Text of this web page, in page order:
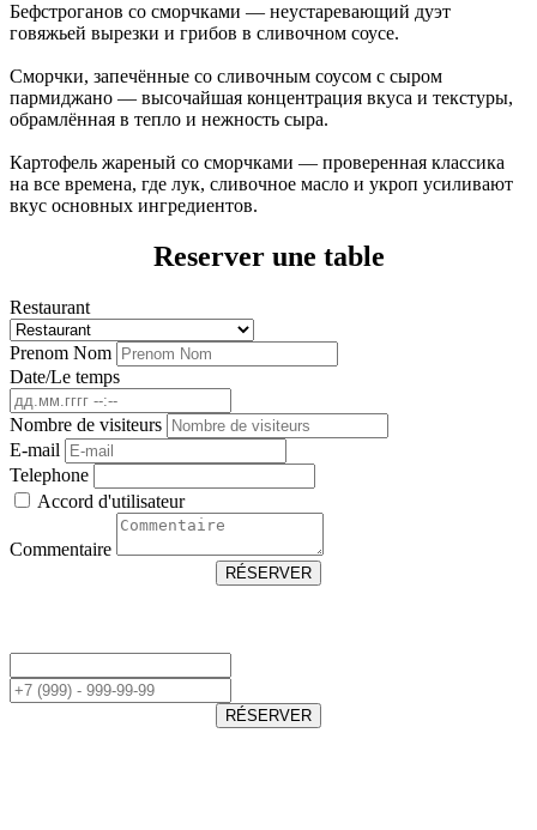
Бефстроганов со сморчками — неустаревающий дуэт
говяжьей вырезки и грибов в сливочном соусе.
Сморчки, запечённые со сливочным соусом с сыром
пармиджано — высочайшая концентрация вкуса и текстуры,
обрамлённая в тепло и нежность сыра.
Картофель жареный со сморчками — проверенная классика
на все времена, где лук, сливочное масло и укроп усиливают
вкус основных ингредиентов.
Reserver une table
Restaurant
Prenom Nom
Date/Le temps
Nombre de visiteurs
E-mail
Telephone
Accord d'utilisateur
Commentaire
RÉSERVER
RÉSERVER